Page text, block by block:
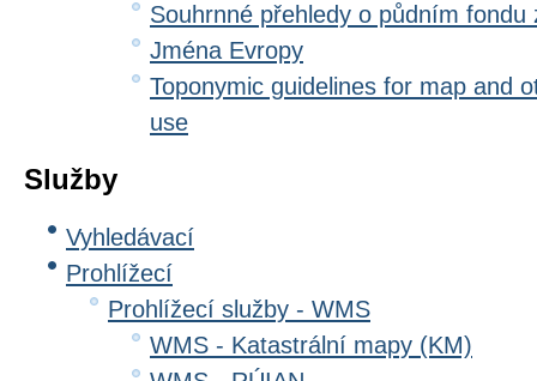
Souhrnné přehledy o půdním fondu
Jména Evropy
Toponymic guidelines for map and
use
Služby
Vyhledávací
Prohlížecí
Prohlížecí služby - WMS
WMS - Katastrální mapy (KM)